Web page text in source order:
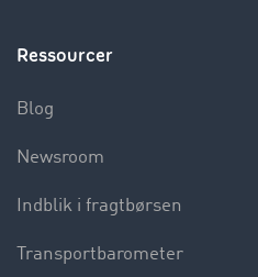
Ressourcer
Blog
Newsroom
Indblik i fragtbørsen
Transportbarometer